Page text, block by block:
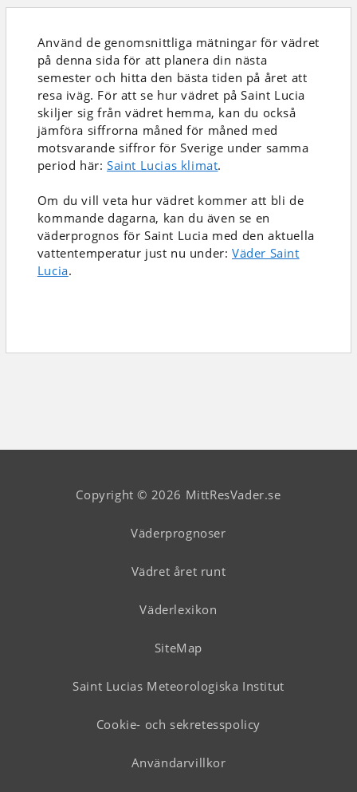
Använd de genomsnittliga mätningar för vädret
på denna sida för att planera din nästa
semester och hitta den bästa tiden på året att
resa iväg. För att se hur vädret på Saint Lucia
skiljer sig från vädret hemma, kan du också
jämföra siffrorna måned för måned med
motsvarande siffror för Sverige under samma
period här:Saint Lucias klimat.
Om du vill veta hur vädret kommer att bli de
kommande dagarna, kan du även se en
väderprognos för Saint Lucia med den aktuella
vattentemperatur just nu under:Väder Saint
Lucia.
Copyright © 2026 MittResVader.se
Väderprognoser
Vädret året runt
Väderlexikon
SiteMap
Saint Lucias Meteorologiska Institut
Cookie- och sekretesspolicy
Användarvillkor